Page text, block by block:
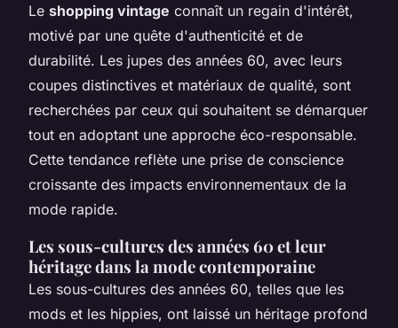
Le shopping vintage connaît un regain d'intérêt,
motivé par une quête d'authenticité et de
durabilité. Les jupes des années 60, avec leurs
coupes distinctives et matériaux de qualité, sont
recherchées par ceux qui souhaitent se démarquer
tout en adoptant une approche éco-responsable.
Cette tendance reflète une prise de conscience
croissante des impacts environnementaux de la
mode rapide.
Les sous-cultures des années 60 et leur
héritage dans la mode contemporaine
Les sous-cultures des années 60, telles que les
mods et les hippies, ont laissé un héritage profond